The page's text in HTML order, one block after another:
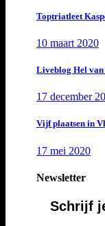
Toptriatleet
10 maart 2020
Liveblog Hel van
17 december
Vijf plaatsen in
17 mei 2020
Newsletter
Schrijf